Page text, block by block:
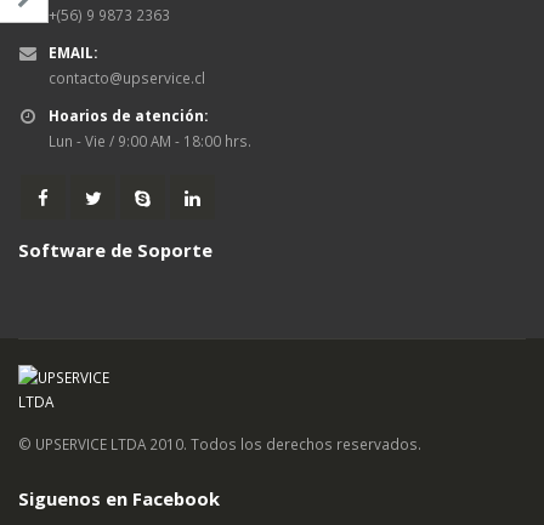
+(56) 9 9873 2363
EMAIL:
contacto@upservice.cl
Hoarios de atención:
Lun - Vie / 9:00 AM - 18:00 hrs.
Software de Soporte
© UPSERVICE LTDA 2010. Todos los derechos reservados.
Siguenos en Facebook